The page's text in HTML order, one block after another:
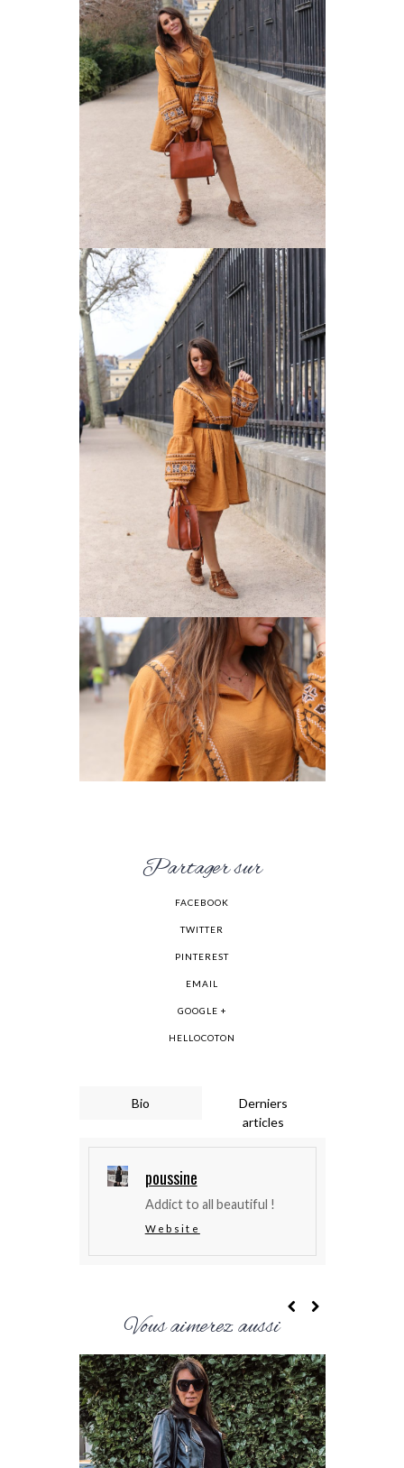
Partager sur
FACEBOOK
TWITTER
PINTEREST
EMAIL
GOOGLE +
HELLOCOTON
Bio
Derniers
articles
poussine
Addict to all beautiful !
Website
Vous aimerez aussi